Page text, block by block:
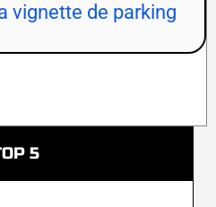
vignette de parking
5